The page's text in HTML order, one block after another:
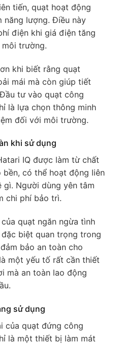
tiến, quạt hoạt động
năng lượng. Điều này
điện khi giá điện tăng
trường.
khi biết rằng quạt
mái mà còn giúp tiết
tư vào quạt công
là lựa chọn thông minh
đối với môi trường.
khi sử dụng
IQ được làm từ chất
có thể hoạt động liên
gì. Người dùng yên tâm
chi phí bảo trì.
quạt ngăn ngừa tình
biệt quan trọng trong
bảo an toàn cho
một yếu tố rất cần thiết
mà an toàn lao động
sử dụng
của quạt đứng công
là một thiết bị làm mát